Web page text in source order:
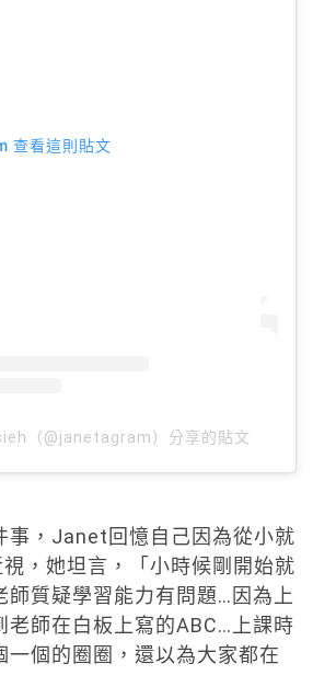
查看這則貼文
（@janetagram）分享的貼文
事，Janet回憶自己因為從小就
，她坦言，「小時候剛開始就
師質疑學習能力有問題…因為上
老師在白板上寫的ABC…上課時
一個的圈圈，還以為大家都在